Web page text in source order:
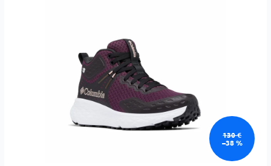
130 €
–38 %